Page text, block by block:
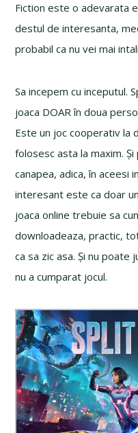
Fiction este o adevarata
destul de interesanta,
probabil ca nu vei mai
Sa incepem cu inceputul.
joaca DOAR în doua
Este un joc cooperativ la
folosesc asta la maxim. Și
canapea, adica, în aceesi
interesant este ca doar
joaca online trebuie sa
downloadeaza, practic,
ca sa zic asa. Și nu poate
nu a cumparat jocul.